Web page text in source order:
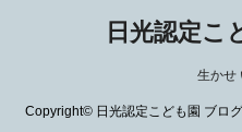
日光認定こ
生かせ
Copyright© 日光認定こども園 ブロ